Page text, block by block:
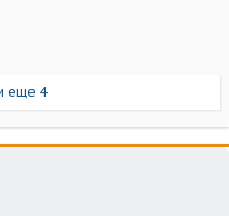
еще 4